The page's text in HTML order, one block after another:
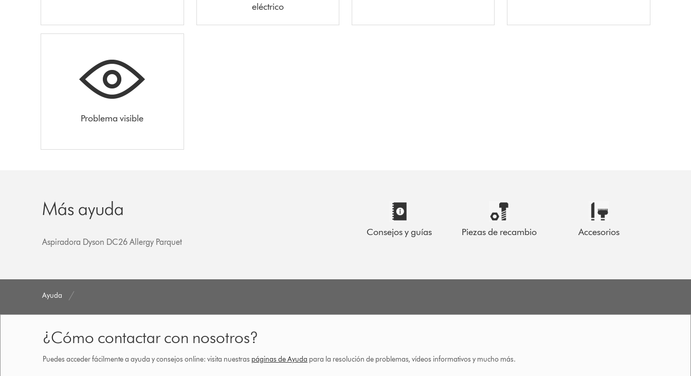
eléctrico
Problema visible
Más ayuda
Aspiradora Dyson DC26 Allergy Parquet
Consejos y guías Piezas de recambio Accesorios
Ayuda
¿Cómo contactar con nosotros?
Puedes acceder fácilmente a ayuda y consejos online: visita nuestras páginas de Ayuda para la resolución de problemas, vídeos informativos y mucho más.